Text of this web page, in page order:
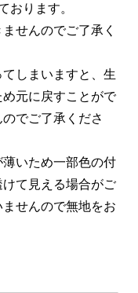
おります。
せんのでご了承く
しまいますと、生
元に戻すことがで
でご了承くださ
いため一部色の付
て見える場合がご
せんので無地をお